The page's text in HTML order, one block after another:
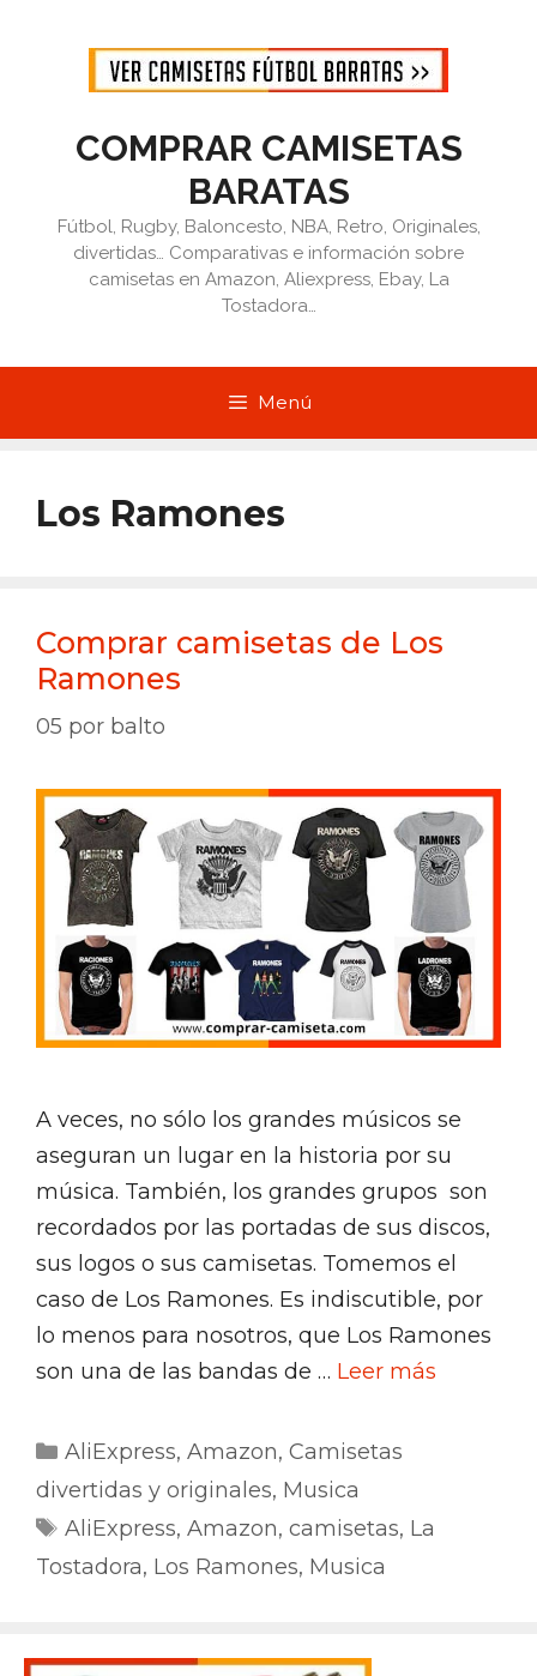
contenido
COMPRAR CAMISETAS
BARATAS
Fútbol, Rugby, Baloncesto, NBA, Retro, Originales,
divertidas… Comparativas e información sobre
camisetas en Amazon, Aliexpress, Ebay, La
Tostadora…
Menú
Los Ramones
Comprar camisetas de Los
Ramones
05 por balto
A veces, no sólo los grandes músicos se
aseguran un lugar en la historia por su
música. También, los grandes grupos son
recordados por las portadas de sus discos,
sus logos o sus camisetas. Tomemos el
caso de Los Ramones. Es indiscutible, por
lo menos para nosotros, que Los Ramones
son una de las bandas de … Leer más
Categorías
AliExpress, Amazon, Camisetas
divertidas y originales, Musica
Etiquetas
AliExpress, Amazon, camisetas, La
Tostadora, Los Ramones, Musica